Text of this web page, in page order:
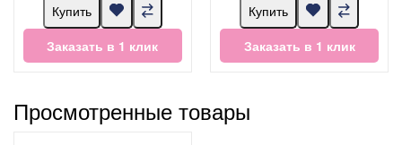
Купить
Заказать в 1 клик
Купить
Заказать в 1 клик
Просмотренные товары